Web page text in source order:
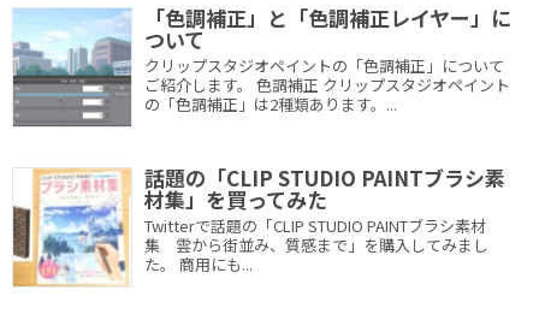
「色調補正」と「色調補正レイヤー」に
ついて
クリップスタジオペイントの「色調補正」について
ご紹介します。 色調補正 クリップスタジオペイント
の「色調補正」は2種類あります。...
話題の「CLIP STUDIO PAINTブラシ素
材集」を買ってみた
Twitterで話題の「CLIP STUDIO PAINTブラシ素材
集 雲から街並み、質感まで」を購入してみまし
た。 商用にも...